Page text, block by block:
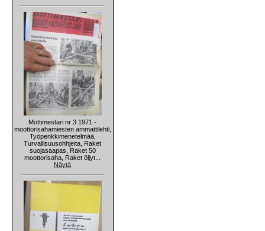
Mottimestari nr 3 1971 -
moottorisahamiesten ammattilehti,
Työpenkkimenetelmää,
Turvallisuusohhjeita, Raket
suojasaapas, Raket 50
moottorisaha, Raket öljyt...
Näytä